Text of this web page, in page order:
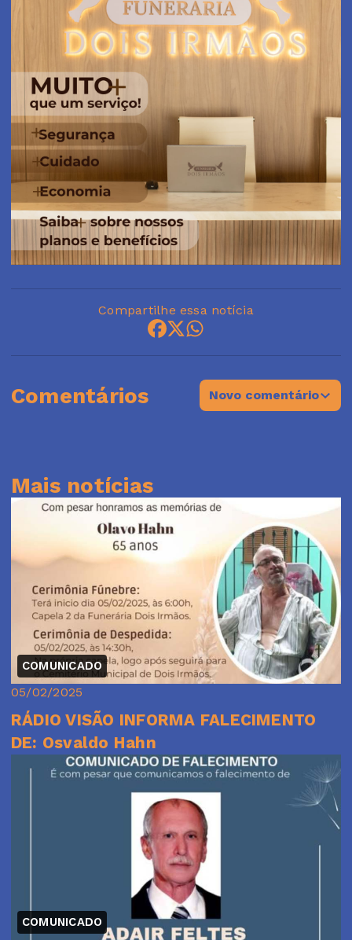
Compartilhe essa notícia
Comentários Novo comentário
Mais notícias
COMUNICADO
05/02/2025
RÁDIO VISÃO INFORMA FALECIMENTO
DE: Osvaldo Hahn
COMUNICADO